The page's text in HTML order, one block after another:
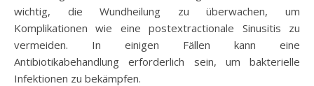
wichtig, die Wundheilung zu überwachen, um
Komplikationen wie eine postextractionale Sinusitis zu
vermeiden. In einigen Fällen kann eine
Antibiotikabehandlung erforderlich sein, um bakterielle
Infektionen zu bekämpfen.